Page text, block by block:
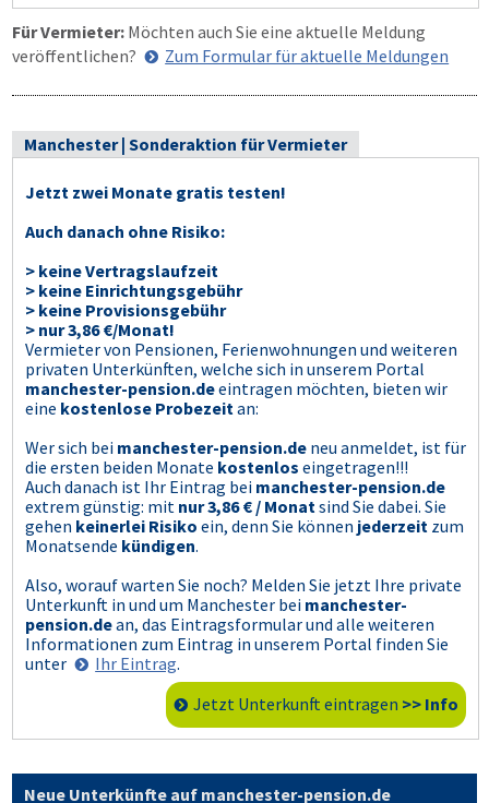
Für Vermieter: Möchten auch Sie eine aktuelle Meldung
veröffentlichen?
Zum Formular für aktuelle Meldungen
Manchester | Sonderaktion für Vermieter
Jetzt zwei Monate gratis testen!
Auch danach ohne Risiko:
> keine Vertragslaufzeit
> keine Einrichtungsgebühr
> keine Provisionsgebühr
> nur 3,86 €/Monat!
Vermieter von Pensionen, Ferienwohnungen und weiteren
privaten Unterkünften, welche sich in unserem Portal
manchester-pension.deeintragen möchten, bieten wir
eine kostenlose Probezeitan:
Wer sich bei manchester-pension.de neu anmeldet, ist für
die ersten beiden Monate kostenlos eingetragen!!!
Auch danach ist Ihr Eintrag bei manchester-pension.de
extrem günstig: mit nur 3,86 € / Monatsind Sie dabei. Sie
gehen keinerlei Risiko ein, denn Sie können jederzeit zum
Monatsende kündigen.
Also, worauf warten Sie noch? Melden Sie jetzt Ihre private
Unterkunft in und um Manchester bei manchester-
pension.dean, das Eintragsformular und alle weiteren
Informationen zum Eintrag in unserem Portal finden Sie
unter
Ihr Eintrag.
Jetzt Unterkunft eintragen >> Info
Neue Unterkünfte auf manchester-pension.de